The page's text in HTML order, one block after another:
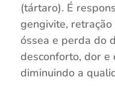
(tártaro). É
gengivite,
óssea e perda do
desconforto, dor e
diminuindo a